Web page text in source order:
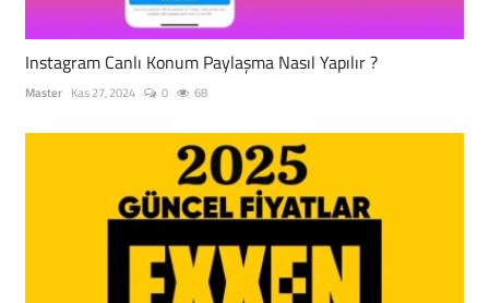
Instagram Canlı Konum Paylaşma Nasıl Yapılır ?
Master Kas 27, 2024 0 68